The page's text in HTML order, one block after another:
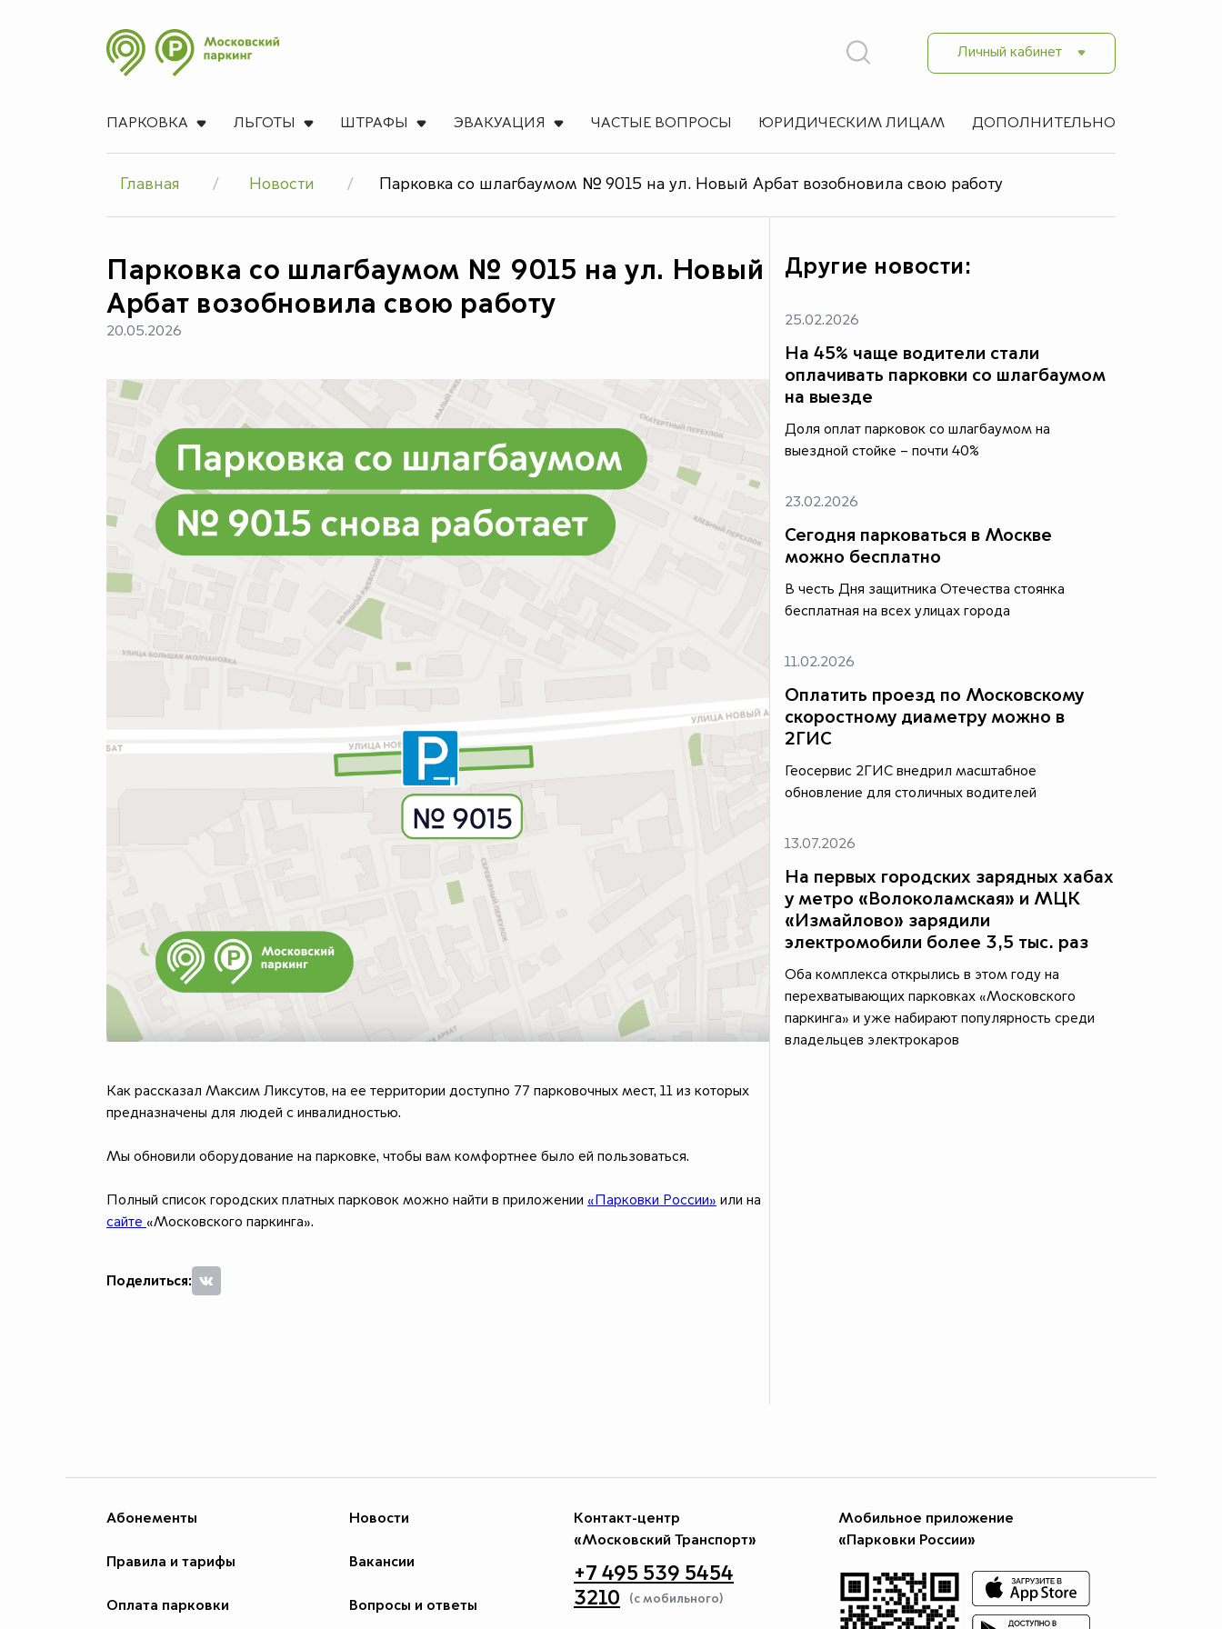
Личный кабинет
ПАРКОВКА ЛЬГОТЫ ШТРАФЫ ЭВАКУАЦИЯ ЧАСТЫЕ ВОПРОСЫ ЮРИДИЧЕСКИМ ЛИЦАМ ДОПОЛНИТЕЛЬНО
Главная Новости Парковка со шлагбаумом № 9015 на ул. Новый Арбат возобновила свою работу
Парковка со шлагбаумом № 9015 на ул. Новый
Арбат возобновила свою работу
20.05.2026
Как рассказал Максим Ликсутов, на ее территории доступно 77 парковочных мест, 11 из которых
предназначены для людей с инвалидностью.
Мы обновили оборудование на парковке, чтобы вам комфортнее было ей пользоваться.
Полный список городских платных парковок можно найти в приложении «Парковки России» или на
сайте «Московского паркинга».
Поделиться:
Другие новости:
25.02.2026
На 45% чаще водители стали
оплачивать парковки со шлагбаумом
на выезде
Доля оплат парковок со шлагбаумом на
выездной стойке – почти 40%
23.02.2026
Сегодня парковаться в Москве
можно бесплатно
В честь Дня защитника Отечества стоянка
бесплатная на всех улицах города
11.02.2026
Оплатить проезд по Московскому
скоростному диаметру можно в
2ГИС
Геосервис 2ГИС внедрил масштабное
обновление для столичных водителей
13.07.2026
На первых городских зарядных хабах
у метро «Волоколамская» и МЦК
«Измайлово» зарядили
электромобили более 3,5 тыс. раз
Оба комплекса открылись в этом году на
перехватывающих парковках «Московского
паркинга» и уже набирают популярность среди
владельцев электрокаров
Абонементы
Правила и тарифы
Оплата парковки
Новости
Вакансии
Вопросы и ответы
Контакт-центр
«Московский Транспорт»
+7 495 539 5454
3210
(с мобильного)
Мобильное приложение
«Парковки России»